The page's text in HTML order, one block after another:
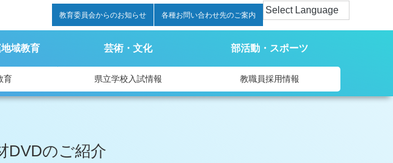
教育委員会からのお知らせ 各種お問い合わせ先のご案内
域教育 芸術・文化 部活動・スポーツ
育 県立学校入試情報 教職員採用情報
DVDのご紹介